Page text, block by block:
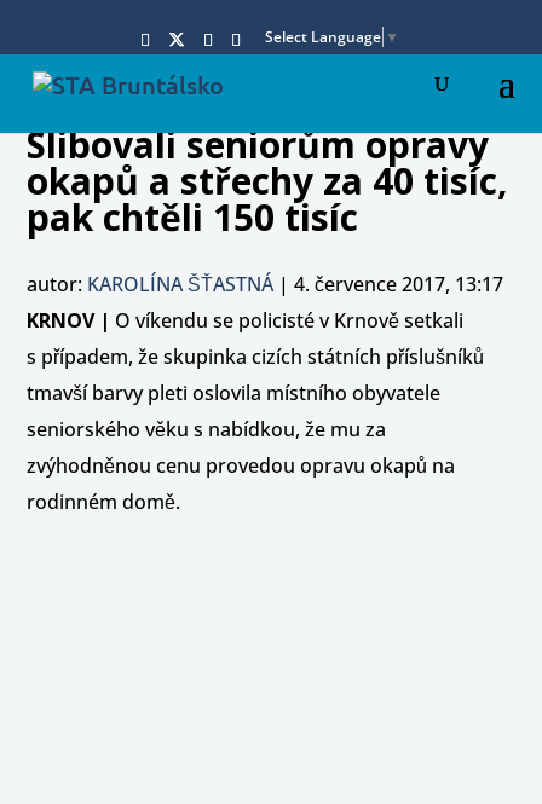
Select Language ▼
Slibovali seniorům opravy
okapů a střechy za 40 tisíc,
pak chtěli 150 tisíc
autor: KAROLÍNA ŠŤASTNÁ|4. července 2017, 13:17
KRNOV | O víkendu se policisté v Krnově setkali
s případem, že skupinka cizích státních příslušníků
tmavší barvy pleti oslovila místního obyvatele
seniorského věku s nabídkou, že mu za
zvýhodněnou cenu provedou opravu okapů na
rodinném domě.